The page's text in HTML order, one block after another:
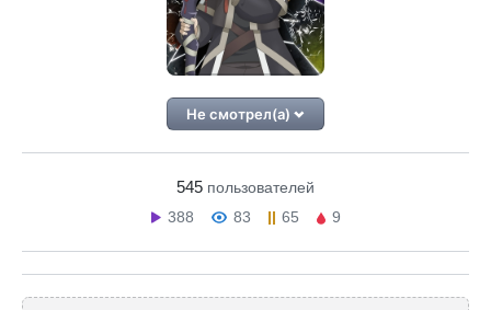
Не смотрел(а)
545 пользователей
388
83 65 9